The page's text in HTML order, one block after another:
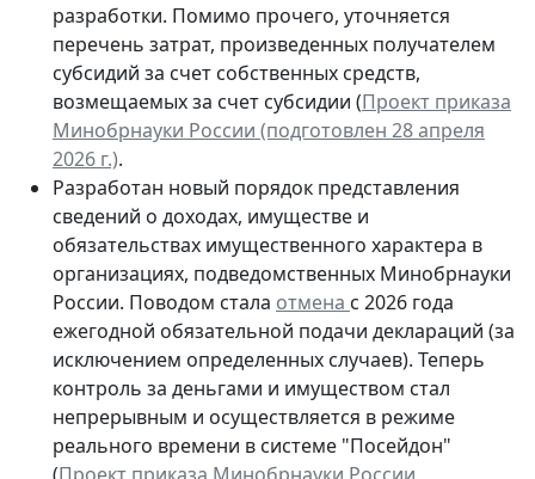
разработки. Помимо прочего, уточняется
перечень затрат, произведенных получателем
субсидий за счет собственных средств,
возмещаемых за счет субсидии (Проект приказа
Минобрнауки России (подготовлен 28 апреля
2026 г.).
Разработан новый порядок представления
сведений о доходах, имуществе и
обязательствах имущественного характера в
организациях, подведомственных Минобрнауки
России. Поводом стала отмена с 2026 года
ежегодной обязательной подачи деклараций (за
исключением определенных случаев). Теперь
контроль за деньгами и имуществом стал
непрерывным и осуществляется в режиме
реального времени в системе "Посейдон"